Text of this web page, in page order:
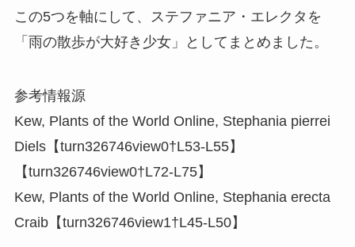
この5つを軸にして、ステファニア・エレクタを
「雨の散歩が大好き少女」としてまとめました。
参考情報源
Kew, Plants of the World Online, Stephania pierrei
Diels【turn326746view0†L53-L55】
【turn326746view0†L72-L75】
Kew, Plants of the World Online, Stephania erecta
Craib【turn326746view1†L45-L50】